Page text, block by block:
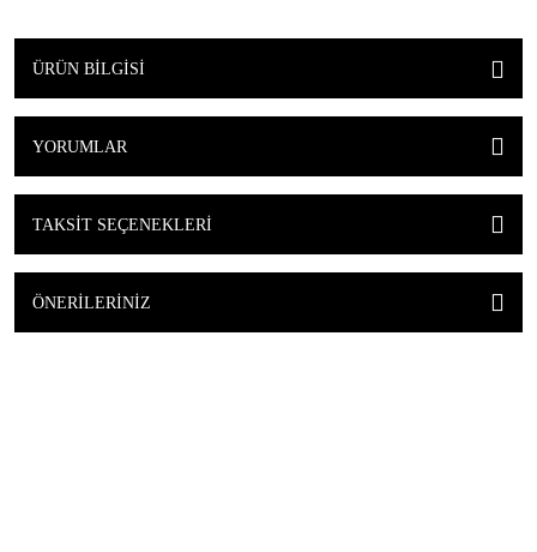
ÜRÜN BILGISI
YORUMLAR
TAKSIT SEÇENEKLERI
ÖNERILERINIZ